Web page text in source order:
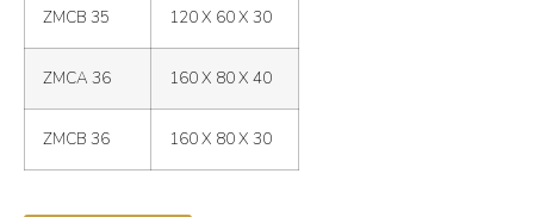
ZMCB 35 120 X 60 X 30
ZMCA 36 160 X 80 X 40
ZMCB 36 160 X 80 X 30